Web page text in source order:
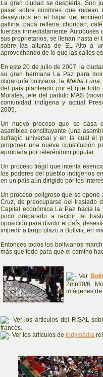
La gran ciudad se despierta. Son
pasar sobre cumbres que
desayunos en el lugar del
gallina, papá rellena, choripan,
fuerzas inmediatamente. Autobuses
sus proprietarios, se llenan hasta el
sobre las alturas de EL Alto a
aprovechando de lo que las calles
En este 20 de julio de 2007, la
su gran hermana La Paz para
oligarquía boliviana, la Media Luna,
del país planteado por el que todo
Morales, jefe del partido MAS
comunidad indígena y actual
2005.
Un nuevo proceso que se basa
asamblea constituyante (una
sufragio universal y en la cual el
proponer una nueva constitución
aprobada por referéndum popular.
Un proceso frágil que intenta
los poderes del pueblo indígenos
en un país aún dirigido por los
Un proceso peligroso que se
Cruz, de preocuparse del traslado
Capital económica La Paz hacia
poco preparado a recibir tal
oposición para dividir el país,
impedir a largo plazo a Bolivia, en
Entonces todos los bolivianos
más que todo para que el camino
Ver
2mn30/6
imágenes de
Ver los artículos del RISAL
francés.
Ver los artículos de Indymédia